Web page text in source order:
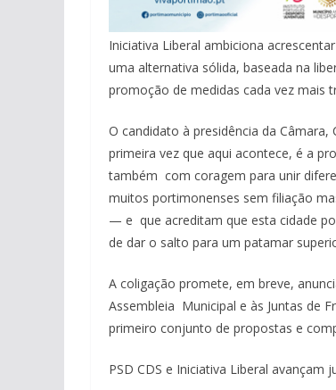
Iniciativa Liberal ambiciona
uma alternativa sólida, baseada na
promoção de medidas cada vez mais
O candidato à presidência da
primeira vez que aqui acontece, é a
também com coragem para unir
muitos portimonenses sem filiação
— e que acreditam que esta cidade
de dar o salto para um patamar
A coligação promete, em breve,
Assembleia Municipal e às Juntas de
primeiro conjunto de propostas e
PSD CDS e Iniciativa Liberal avançam